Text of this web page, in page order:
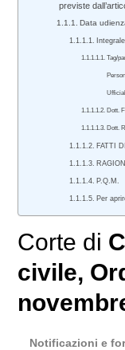
previste
Data
Integrale
Tag/
Dott.
Dott.
FATTI
P.Q.M.
Per
Corte di
civile,
Notificazioni e